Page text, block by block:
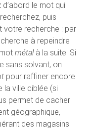
d’abord le mot qui
puis
votre recherche : par
cherche à repeindre
métalà la suite. Si
sans solvant, on
pour raffiner encore
la ville ciblée (si
permet de cacher
géographique,
des magasins